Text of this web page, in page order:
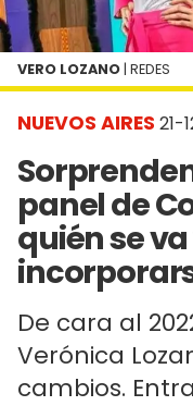
NUEVOS AIRES 21-
panel de
quién se
De cara al
Verónica
cambios.
VERO LOZANO | REDES